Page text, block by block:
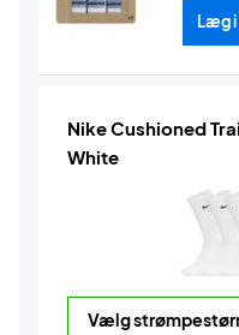
Læg i
Nike Cushioned
White